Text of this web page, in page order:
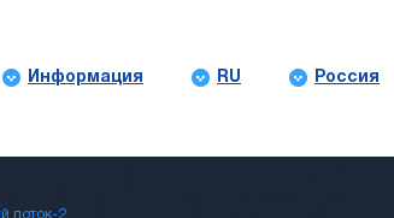
Информация RU Россия
поток-2